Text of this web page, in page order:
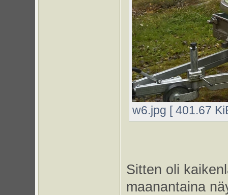
w6.jpg [ 401.67
Sitten oli
maanantaina